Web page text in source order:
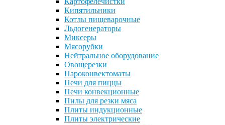
Кипятильники
Котлы пищеварочные
Льдогенераторы
Миксеры
Мясорубки
Нейтральное оборудование
Овощерезки
Пароконвектоматы
Печи для пиццы
Печи конвекционные
Пилы для резки мяса
Плиты индукционные
Плиты электрические